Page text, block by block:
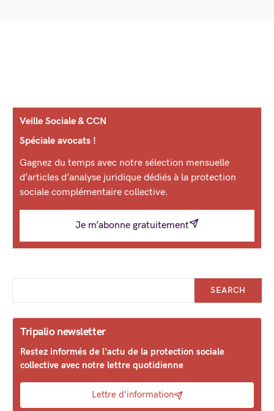
Veille Sociale & CCN
Spéciale avocats !
Gagnez du temps avec notre sélection mensuelle
d’articles d’analyse juridique dédiés à la protection
sociale complémentaire collective.
Je m’abonne gratuitement
SEARCH
Tripalio newsletter
Restez informés de l'actu de la protection sociale
collective avec notre lettre quotidienne
Lettre d'information